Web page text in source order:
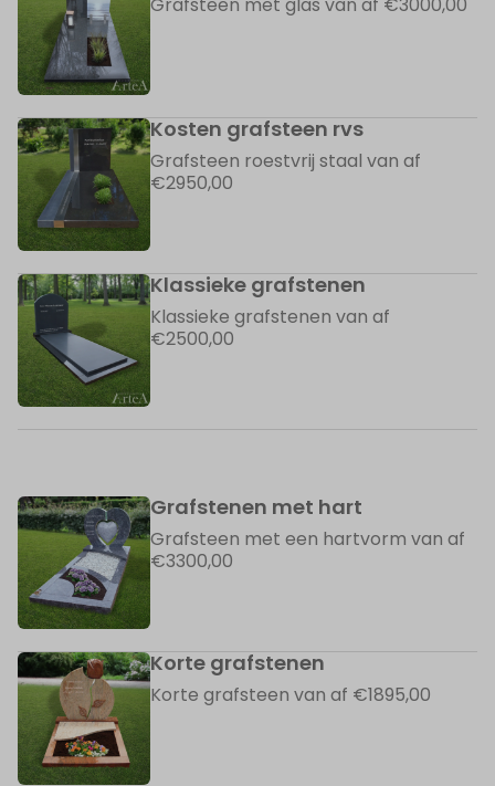
Grafsteen met glas van af €3000,00
Kosten grafsteen rvs
Grafsteen roestvrij staal van af
€2950,00
Klassieke grafstenen
Klassieke grafstenen van af
€2500,00
Grafstenen met hart
Grafsteen met een hartvorm van af
€3300,00
Korte grafstenen
Korte grafsteen van af €1895,00